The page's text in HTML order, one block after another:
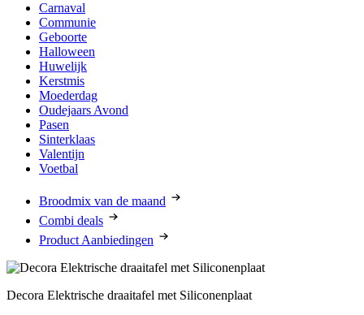
Carnaval
Communie
Geboorte
Halloween
Huwelijk
Kerstmis
Moederdag
Oudejaars Avond
Pasen
Sinterklaas
Valentijn
Voetbal
Broodmix van de maand
Combi deals
Product Aanbiedingen
Decora Elektrische draaitafel met Siliconenplaat